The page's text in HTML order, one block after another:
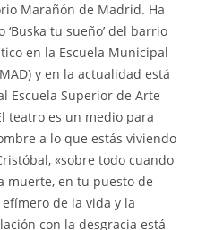
Marañón de Madrid. Ha
tu sueño’ del barrio
en la Escuela Municipal
y en la actualidad está
Escuela Superior de Arte
teatro es un medio para
a lo que estás viviendo
«sobre todo cuando
muerte, en tu puesto de
de la vida y la
con la desgracia está